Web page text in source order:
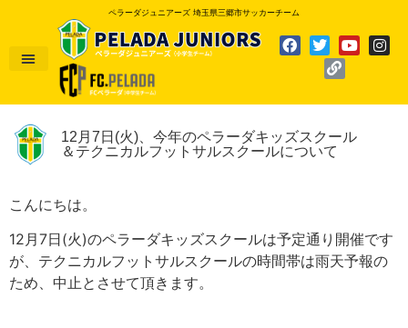
ペラーダジュニアーズ 埼玉県三郷市サッカーチーム
12月7日(火)、今年のペラーダキッズスクール
＆テクニカルフットサルスクールについて
こんにちは。
12月7日(火)のペラーダキッズスクールは予定通り開催です
が、テクニカルフットサルスクールの時間帯は雨天予報の
ため、中止とさせて頂きます。